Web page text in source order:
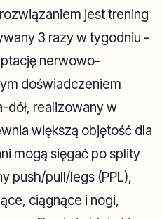
jest trening
3 razy w tygodniu -
nerwowo-
doświadczeniem
dół, realizowany w
większą objętość dla
mogą sięgać po splity
push/pull/legs (PPL),
ciągnące i nogi,